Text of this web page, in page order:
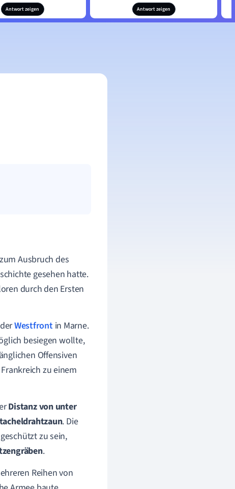
Antwort zeigen Antwort zeigen
Ausbruch des
gesehen hatte.
durch den Ersten
Westfrontin Marne.
besiegen wollte,
Offensiven
zu einem
Distanz von unter
. Die
zu sein,
.
Reihen von